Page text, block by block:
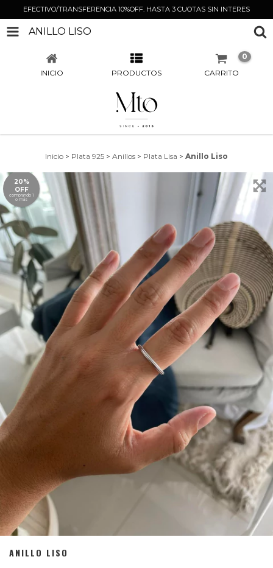
EFECTIVO/TRANSFERENCIA 10%OFF. HASTA 3 CUOTAS SIN INTERES
ANILLO LISO
INICIO PRODUCTOS CARRITO
0
Inicio > Plata 925 > Anillos > Plata Lisa > Anillo Liso
20%
OFF
comprando 1
o más
ANILLO LISO